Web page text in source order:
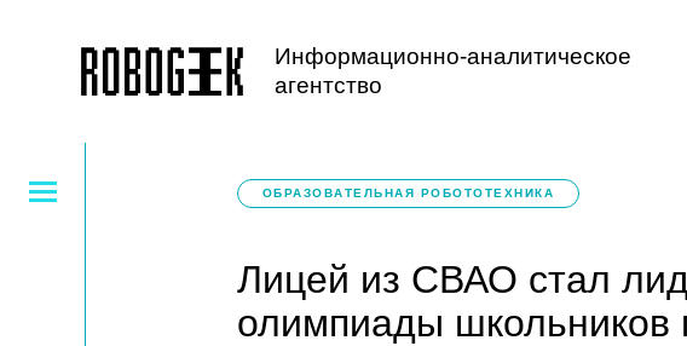
Информационно-аналитическое
агентство
ОБРАЗОВАТЕЛЬНАЯ РОБОТОТЕХНИКА
Лицей из СВАО стал
олимпиады школьников